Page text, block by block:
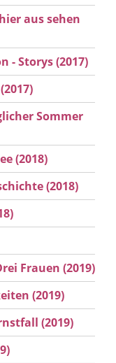
aus sehen
- Storys (2017)
Sommer
(2018)
(2018)
Frauen (2019)
(2019)
(2019)